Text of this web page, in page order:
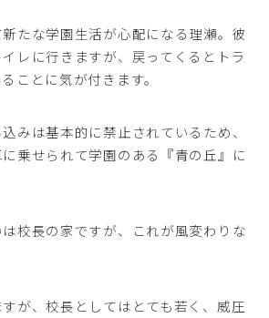
たな学園生活が心配になる理瀬。彼
レに行きますが、戻ってくるとトラ
ことに気が付きます。
みは基本的に禁止されているため、
乗せられて学園のある『青の丘』に
校長の家ですが、これが風変わりな
が、校長としてはとても若く、威圧